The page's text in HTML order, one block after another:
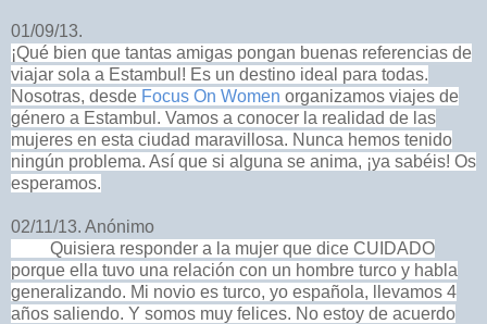
01/09/13.
¡Qué bien que tantas amigas pongan buenas referencias de
viajar sola a Estambul! Es un destino ideal para todas.
Nosotras, desde Focus On Women organizamos viajes de
género a Estambul. Vamos a conocer la realidad de las
mujeres en esta ciudad maravillosa. Nunca hemos tenido
ningún problema. Así que si alguna se anima, ¡ya sabéis! Os
esperamos.
02/11/13. Anónimo
Quisiera responder a la mujer que dice CUIDADO
porque ella tuvo una relación con un hombre turco y habla
generalizando. Mi novio es turco, yo española, llevamos 4
años saliendo. Y somos muy felices. No estoy de acuerdo